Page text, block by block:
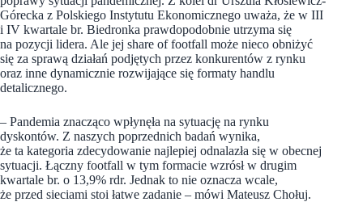
Górecka z Polskiego Instytutu Ekonomicznego uważa, że w III
i IV kwartale br. Biedronka prawdopodobnie utrzyma się
na pozycji lidera. Ale jej share of footfall może nieco obniżyć
się za sprawą działań podjętych przez konkurentów z rynku
oraz inne dynamicznie rozwijające się formaty handlu
detalicznego.
– Pandemia znacząco wpłynęła na sytuację na rynku
dyskontów. Z naszych poprzednich badań wynika,
że ta kategoria zdecydowanie najlepiej odnalazła się w obecnej
sytuacji. Łączny footfall w tym formacie wzrósł w drugim
kwartale br. o 13,9% rdr. Jednak to nie oznacza wcale,
że przed sieciami stoi łatwe zadanie – mówi Mateusz Chołuj.